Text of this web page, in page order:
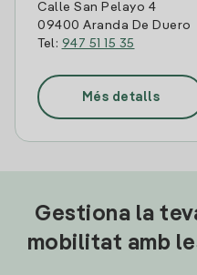
Calle San Pelayo 4
09400 Aranda De Duero
Tel: 947 51 15 35
Més detalls
Gestiona la
mobilitat amb